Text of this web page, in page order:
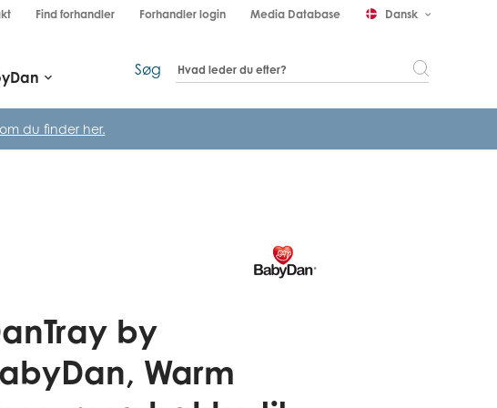
Find forhandler Forhandler login Media Database Dansk keyboard_arrow_down
keyboard_arrow_down Søg
du finder her.
by
Warm